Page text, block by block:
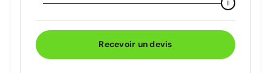
Recevoir un devis